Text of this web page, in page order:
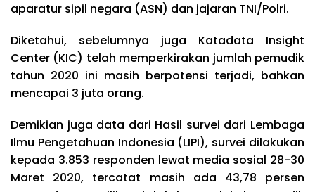
aparatur sipil negara (ASN) dan jajaran TNI/Polri.
Diketahui, sebelumnya juga Katadata Insight
Center (KIC) telah memperkirakan jumlah pemudik
tahun 2020 ini masih berpotensi terjadi, bahkan
mencapai 3 juta orang.
Demikian juga data dari Hasil survei dari Lembaga
Ilmu Pengetahuan Indonesia (LIPI), survei dilakukan
kepada 3.853 responden lewat media sosial 28-30
Maret 2020, tercatat masih ada 43,78 persen